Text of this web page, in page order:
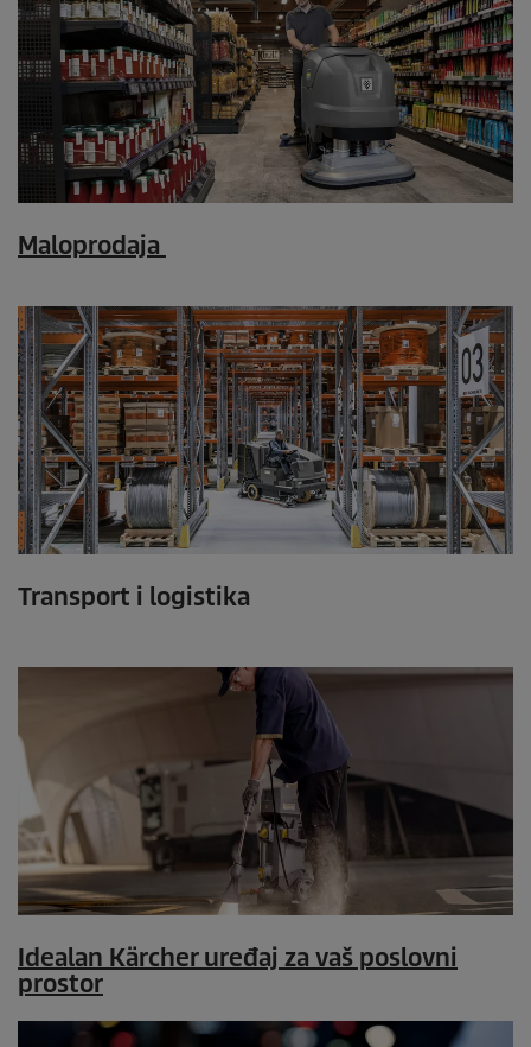
Maloprodaja
Transport i logistika
Idealan Kärcher uređaj za vaš poslovni
prostor